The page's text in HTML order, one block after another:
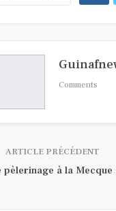
Comments
ARTICLE PRÉCÉDENT
pèlerinage à la Mecque